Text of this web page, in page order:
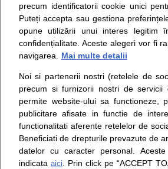
Opiniile avizate ale
nici diagnosticul
ii punem la
Despre noi
Contact
Intrebari frecvente
Consultanti
medicali
precum identificatorii cookie unici
Puteți accepta sau gestiona
opune utilizării unui interes legitim
confidențialitate. Aceste alegeri vor fi
navigarea.
Mai multe detalii
Noi si partenerii nostri (retelele de
precum si furnizorii nostri de
permite website-ului sa functioneze,
publicitare afisate in functie de
functionalitati aferente retelelor de
Beneficiati de drepturile prevazute de
datelor cu caracter personal.
indicata aici. Prin click pe “ACCEPT